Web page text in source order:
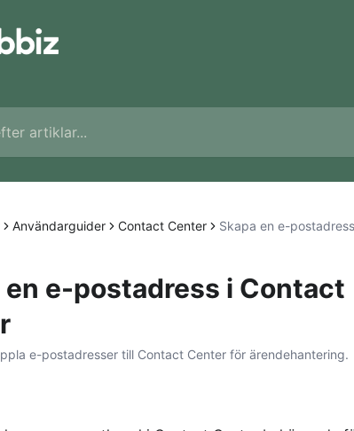
Användarguider Contact Center Skapa en e-
en e-postadress i Contact
e-postadresser till Contact Center för ärendehantering.